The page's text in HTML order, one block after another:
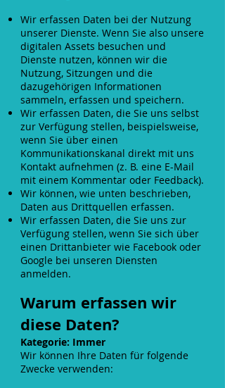
Wir erfassen Daten bei der Nutzung
unserer Dienste. Wenn Sie also unsere
digitalen Assets besuchen und
Dienste nutzen, können wir die
Nutzung, Sitzungen und die
dazugehörigen Informationen
sammeln, erfassen und speichern.
Wir erfassen Daten, die Sie uns selbst
zur Verfügung stellen, beispielsweise,
wenn Sie über einen
Kommunikationskanal direkt mit uns
Kontakt aufnehmen (z. B. eine E-Mail
mit einem Kommentar oder Feedback).
Wir können, wie unten beschrieben,
Daten aus Drittquellen erfassen.
Wir erfassen Daten, die Sie uns zur
Verfügung stellen, wenn Sie sich über
einen Drittanbieter wie Facebook oder
Google bei unseren Diensten
anmelden.
Warum erfassen wir
diese Daten?
Kategorie: Immer
Wir können Ihre Daten für folgende
Zwecke verwenden: